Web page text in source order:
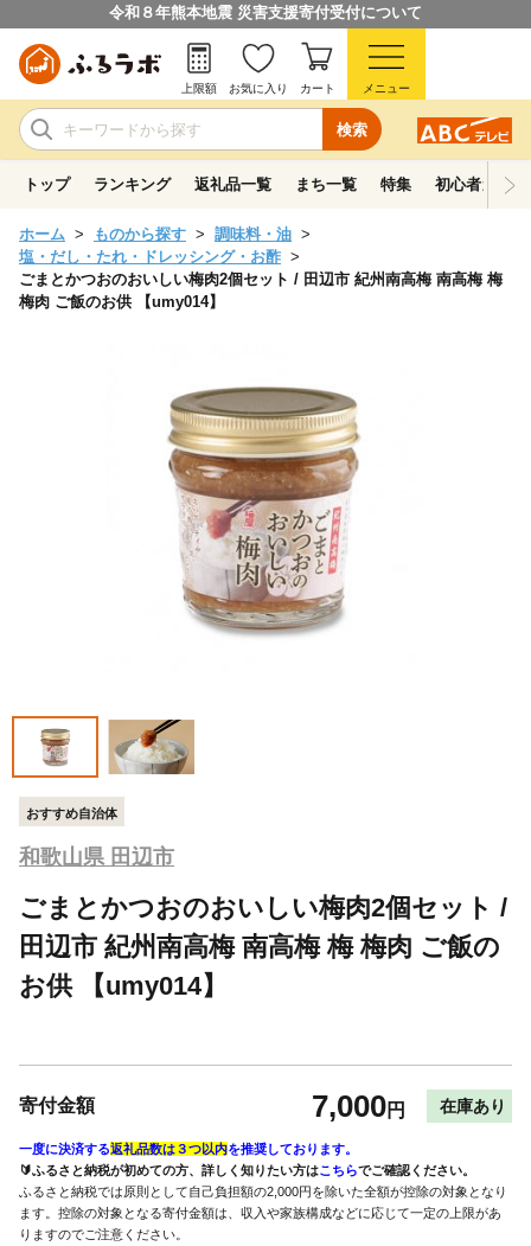
令和８年熊本地震 災害支援寄付受付について
検索
上限額 お気に入り カート メニュー
トップ ランキング 返礼品一覧 まち一覧 特集 初心者ガイド
ホーム ものから探す
調味料・油
塩・だし・たれ・ドレッシング・お酢
ごまとかつおのおいしい梅肉2個セット / 田辺市 紀州南高梅 南高梅 梅
梅肉 ご飯のお供 【umy014】
おすすめ自治体
和歌山県 田辺市
ごまとかつおのおいしい梅肉2個セット /
田辺市 紀州南高梅 南高梅 梅 梅肉 ご飯の
お供 【umy014】
寄付金額 7,000円 在庫あり
一度に決済する返礼品数は３つ以内を推奨しております。
🔰ふるさと納税が初めての方、詳しく知りたい方はこちらでご確認ください。
ふるさと納税では原則として自己負担額の2,000円を除いた全額が控除の対象となり
ます。控除の対象となる寄付金額は、収入や家族構成などに応じて一定の上限があ
りますのでご注意ください。